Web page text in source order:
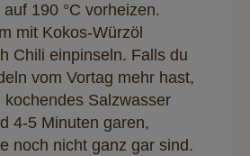
190 °C vorheizen.
mit Kokos-Würzöl
Chili einpinseln. Falls du
vom Vortag mehr hast,
kochendes Salzwasser
4-5 Minuten garen,
noch nicht ganz gar sind.